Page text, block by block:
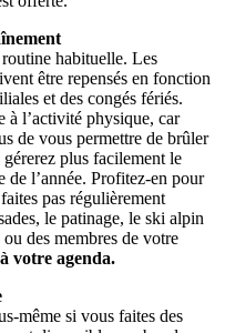
habituelle. Les
être repensés en fonction
et des congés fériés.
à l’activité physique, car
de vous permettre de brûler
plus facilement le
de l’année. Profitez-en pour
pas régulièrement
le patinage, le ski alpin
des membres de votre
votre agenda.
même si vous faites des